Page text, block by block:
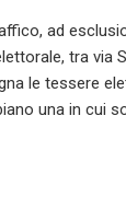
ad
tra via
le tessere
una in cui